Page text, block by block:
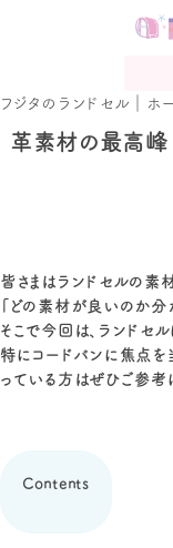
フジタのランドセル｜ホ
革素材の最高峰
皆さまはランドセルの素
「どの素材が良いのか分
そこで今回は、ランドセ
特にコードバンに焦点を
っている方はぜひご参考
Contents